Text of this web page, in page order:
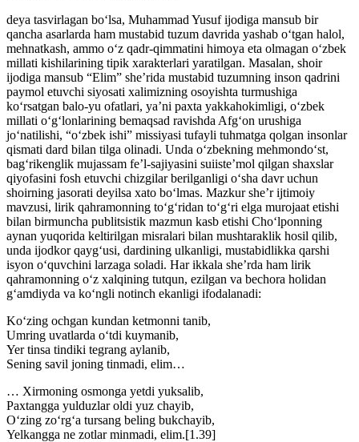
deya tasvirlagan bo‘lsa, Muhammad Yusuf ijodiga mansub bir
qancha asarlarda ham mustabid tuzum davrida yashab o‘tgan halol,
mehnatkash, ammo o‘z qadr-qimmatini himoya eta olmagan o‘zbek
millati kishilarining tipik xarakterlari yaratilgan. Masalan, shoir
ijodiga mansub “Elim” she’rida mustabid tuzumning inson qadrini
paymol etuvchi siyosati xalimizning osoyishta turmushiga
ko‘rsatgan balo-yu ofatlari, ya’ni paxta yakkahokimligi, o‘zbek
millati o‘g‘lonlarining bemaqsad ravishda Afg‘on urushiga
jo‘natilishi, “o‘zbek ishi” missiyasi tufayli tuhmatga qolgan insonlar
qismati dard bilan tilga olinadi. Unda o‘zbekning mehmondo‘st,
bag‘rikenglik mujassam fe’l-sajiyasini suiiste’mol qilgan shaxslar
qiyofasini fosh etuvchi chizgilar berilganligi o‘sha davr uchun
shoirning jasorati deyilsa xato bo‘lmas. Mazkur she’r ijtimoiy
mavzusi, lirik qahramonning to‘g‘ridan to‘g‘ri elga murojaat etishi
bilan birmuncha publitsistik mazmun kasb etishi Cho‘lponning
aynan yuqorida keltirilgan misralari bilan mushtaraklik hosil qilib,
unda ijodkor qayg‘usi, dardining ulkanligi, mustabidlikka qarshi
isyon o‘quvchini larzaga soladi. Har ikkala she’rda ham lirik
qahramonning o‘z xalqining tutqun, ezilgan va bechora holidan
g‘amdiyda va ko‘ngli notinch ekanligi ifodalanadi:
Ko‘zing ochgan kundan ketmonni tanib,
Umring uvatlarda o‘tdi kuymanib,
Yer tinsa tindiki tegrang aylanib,
Sening savil joning tinmadi, elim…
… Xirmoning osmonga yetdi yuksalib,
Paxtangga yulduzlar oldi yuz chayib,
O‘zing zo‘rg‘a tursang beling bukchayib,
Yelkangga ne zotlar minmadi, elim.[1.39]